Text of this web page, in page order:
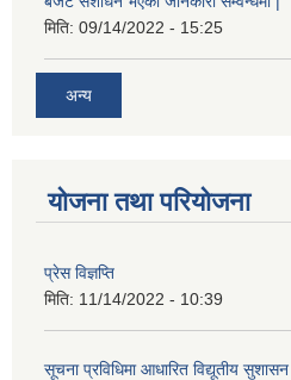
मिति: 09/14/2022 - 15:25
अन्य
योजना तथा परियोजना
प्रेस विज्ञप्ति
मिति: 11/14/2022 - 10:39
सूचना प्रविधिमा आधारित विद्यूतीय